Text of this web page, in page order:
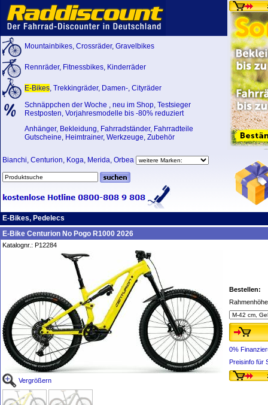
Mountainbikes, Crossräder, Gravelbikes
Rennräder, Fitnessbikes, Kinderräder
E-Bikes, Trekkingräder, Damen-, Cityräder
Schnäppchen der Woche , neu im Shop, Testsieger
Restposten, Vorjahresmodelle bis -80% reduziert
Anhänger, Bekleidung, Fahrradständer, Fahrradteile
Gutscheine, Heimtrainer, Werkzeuge, Zubehör
Bianchi, Centurion, Koga, Merida, Orbea
E-Bikes, Pedelecs
E-Bike Centurion No Pogo R1000 2026
Katalognr.: P12284
Vergrößern
Bestellen:
0%
Preisinfo für